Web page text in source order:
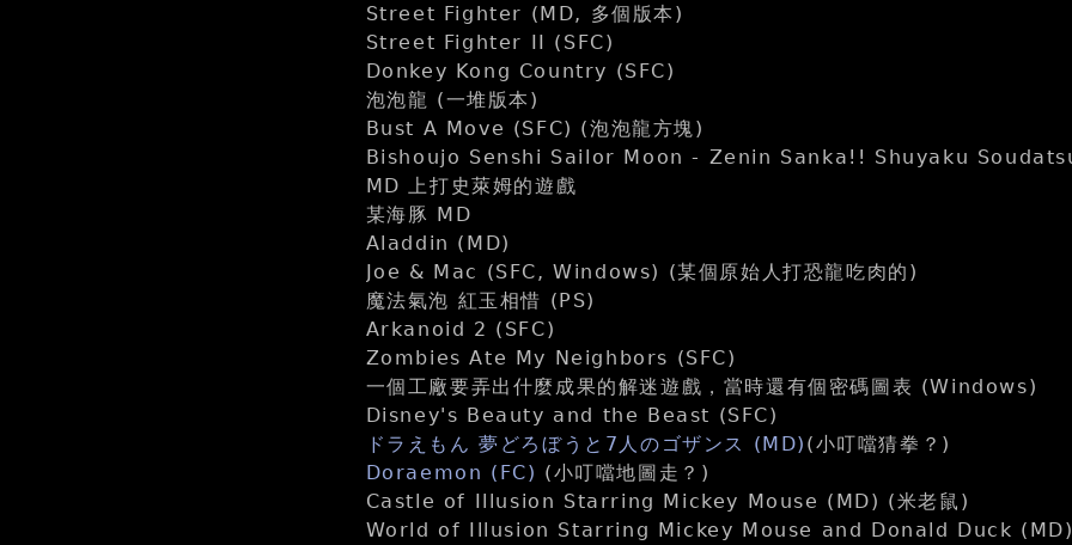
Street Fighter (MD, 多個版本)
Street Fighter II (SFC)
Donkey Kong Country (SFC)
泡泡龍 (一堆版本)
Bust A Move (SFC) (泡泡龍方塊)
Bishoujo Senshi Sailor Moon - Zenin Sanka!! Shuyaku
MD 上打史萊姆的遊戲
某海豚 MD
Aladdin (MD)
Joe & Mac (SFC, Windows) (某個原始人打恐龍吃肉的)
魔法氣泡 紅玉相惜 (PS)
Arkanoid 2 (SFC)
Zombies Ate My Neighbors (SFC)
一個工廠要弄出什麼成果的解迷遊戲，當時還有個密碼圖表 (Windows)
Disney's Beauty and the Beast (SFC)
ドラえもん 夢どろぼうと7人のゴザンス (MD) (小叮噹猜拳？)
Doraemon (FC) (小叮噹地圖走？)
Castle of Illusion Starring Mickey Mouse (MD) (米老鼠)
World of Illusion Starring Mickey Mouse and Donald Duck (MD)